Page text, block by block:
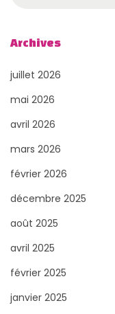
h
r
c
r
p
o
:
Archives
juillet 2026
mai 2026
avril 2026
mars 2026
février 2026
décembre 2025
août 2025
avril 2025
février 2025
janvier 2025